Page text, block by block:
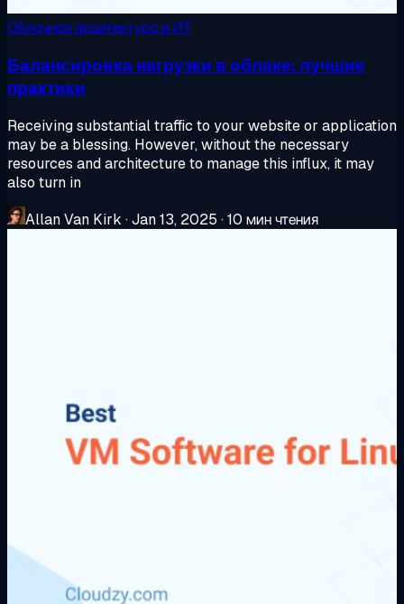
Облачная архитектура и ИТ
Балансировка нагрузки в облаке: лучшие
практики
Receiving substantial traffic to your website or application
may be a blessing. However, without the necessary
resources and architecture to manage this influx, it may
also turn in
Allan Van Kirk ·Jan 13, 2025 ·10 мин чтения